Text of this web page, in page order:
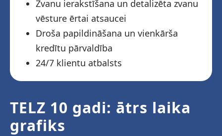
Zvanu ierakstīšana un detalizēta zvanu
vēsture ērtai atsaucei
Droša papildināšana un vienkārša
kredītu pārvaldība
24/7 klientu atbalsts
TELZ 10 gadi: ātrs laika
grafiks